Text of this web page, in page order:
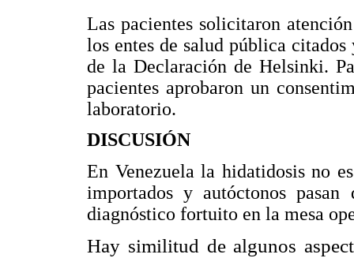
Las pacientes solicitaron
los entes de salud pública
de la Declaración de Helsinki.
pacientes aprobaron un
laboratorio.
DISCUSIÓN
En Venezuela la hidatidosis no
importados y autóctonos pasan
diagnóstico fortuito en la mesa
Hay similitud de algunos